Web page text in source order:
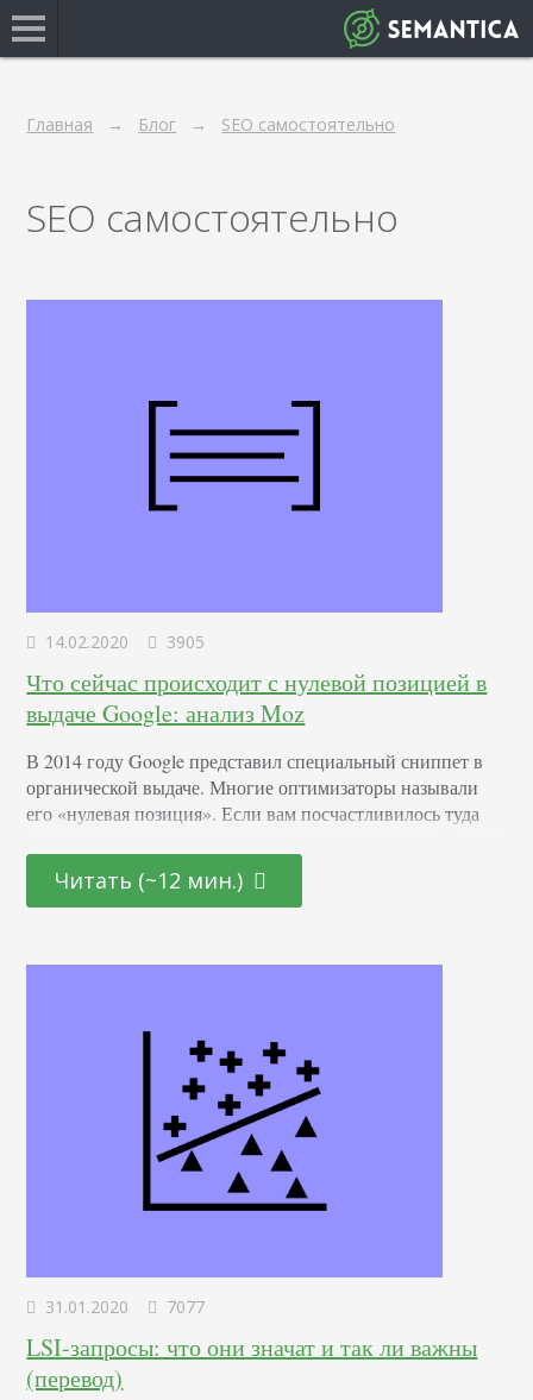
Главная Блог SEO самостоятельно
SEO самостоятельно
14.02.2020 3905
Что сейчас происходит с нулевой позицией в
выдаче Google: анализ Moz
В 2014 году Google представил специальный сниппет в
органической выдаче. Многие оптимизаторы называли
его «нулевая позиция». Если вам посчастливилось туда
отображается в двух местах: слот выше рекламной выдаче
и в пределах первой страницы органики. 23 января
дублировать…
Читать (~12 мин.)
31.01.2020 7077
LSI-запросы: что они значат и так ли важны
(перевод)